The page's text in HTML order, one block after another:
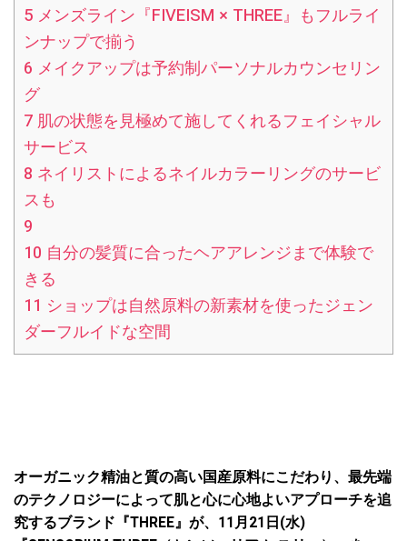
5メンズライン『FIVEISM × THREE』もフルライ
ンナップで揃う
6 メイクアップは予約制パーソナルカウンセリン
グ
7肌の状態を見極めて施してくれるフェイシャル
サービス
8 ネイリストによるネイルカラーリングのサービ
スも
9
10 自分の髪質に合ったヘアアレンジまで体験で
きる
11 ショップは自然原料の新素材を使ったジェン
ダーフルイドな空間
オーガニック精油と質の高い国産原料にこだわり、最先端
のテクノロジーによって肌と心に心地よいアプローチを追
究するブランド『THREE』が、11月21日(水)